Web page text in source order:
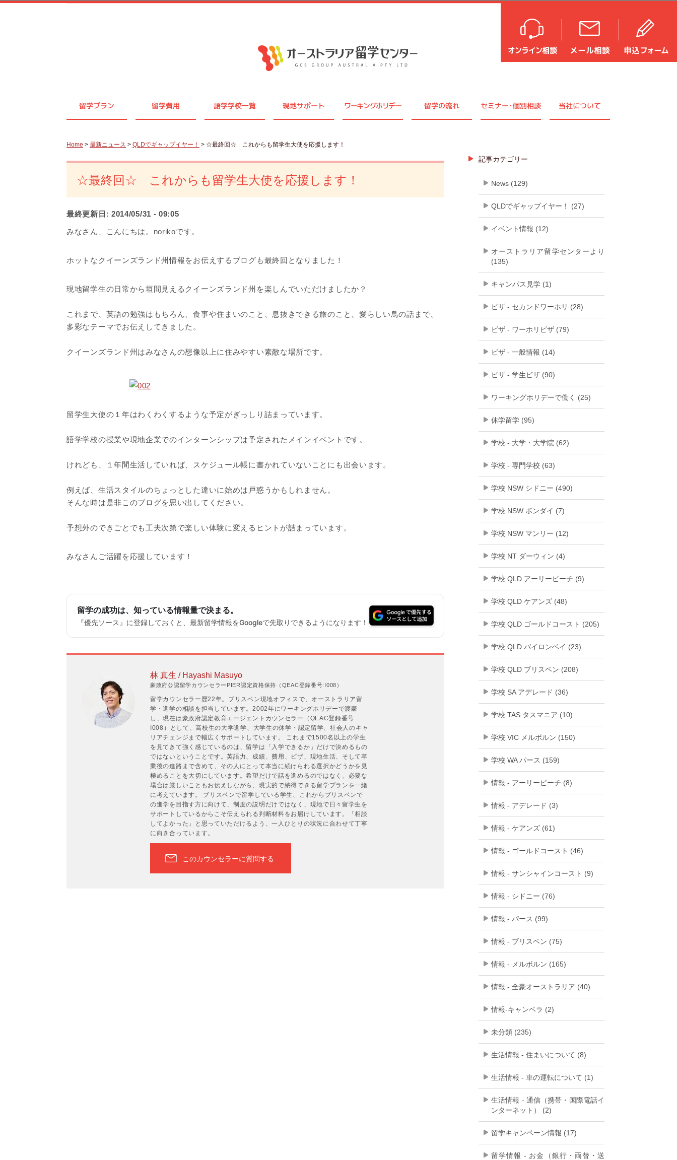
留学プラン 留学費用 語学学校一覧 現地サポート ワーキングホリデー 留学の流れ セミナー・個別相談 当社について
Home > 最新ニュース > QLDでギャップイヤー！ > ☆最終回☆ これからも留学生大使を応援します！
☆最終回☆ これからも留学生大使を応援します！
最終更新日: 2014/05/31 - 09:05
みなさん、こんにちは。norikoです。
ホットなクイーンズランド州情報をお伝えするブログも最終回となりました！
現地留学生の日常から垣間見えるクイーンズランド州を楽しんでいただけましたか？
これまで、英語の勉強はもちろん、食事や住まいのこと、息抜きできる旅のこと、愛らしい鳥の話まで、
多彩なテーマでお伝えしてきました。
クイーンズランド州はみなさんの想像以上に住みやすい素敵な場所です。
留学生大使の１年はわくわくするような予定がぎっしり詰まっています。
語学学校の授業や現地企業でのインターンシップは予定されたメインイベントです。
けれども、１年間生活していれば、スケジュール帳に書かれていないことにも出会います。
例えば、生活スタイルのちょっとした違いに始めは戸惑うかもしれません。
そんな時は是非このブログを思い出してください。
予想外のできごとでも工夫次第で楽しい体験に変えるヒントが詰まっています。
みなさんご活躍を応援しています！
留学の成功は、知っている情報量で決まる。
『優先ソース』に登録しておくと、最新留学情報をGoogleで先取りできるようになります！
林 真生 / Hayashi Masuyo
豪政府公認留学カウンセラーPIER認定資格保持（QEAC登録番号:I008）
留学カウンセラー歴22年。ブリスベン現地オフィスで、オーストラリア留
学・進学の相談を担当しています。2002年にワーキングホリデーで渡豪
し、現在は豪政府認定教育エージェントカウンセラー（QEAC登録番号
I008）として、高校生の大学進学、大学生の休学・認定留学、社会人のキャ
リアチェンジまで幅広くサポートしています。 これまで1500名以上の学生
を見てきて強く感じているのは、留学は「入学できるか」だけで決めるもの
ではないということです。英語力、成績、費用、ビザ、現地生活、そして卒
業後の進路まで含めて、その人にとって本当に続けられる選択かどうかを見
極めることを大切にしています。希望だけで話を進めるのではなく、必要な
場合は厳しいこともお伝えしながら、現実的で納得できる留学プランを一緒
に考えています。 ブリスベンで留学している学生、これからブリスベンで
の進学を目指す方に向けて、制度の説明だけではなく、現地で日々留学生を
サポートしているからこそ伝えられる判断材料をお届けしています。「相談
してよかった」と思っていただけるよう、一人ひとりの状況に合わせて丁寧
に向き合っています。
このカウンセラーに質問する
記事カテゴリー
News (129)
QLDでギャップイヤー！ (27)
イベント情報 (12)
オーストラリア留学センターより
(135)
キャンパス見学 (1)
ビザ - セカンドワーホリ (28)
ビザ - ワーホリビザ (79)
ビザ - 一般情報 (14)
ビザ - 学生ビザ (90)
ワーキングホリデーで働く (25)
休学留学 (95)
学校 - 大学・大学院 (62)
学校 - 専門学校 (63)
学校 NSW シドニー (490)
学校 NSW ボンダイ (7)
学校 NSW マンリー (12)
学校 NT ダーウィン (4)
学校 QLD アーリービーチ (9)
学校 QLD ケアンズ (48)
学校 QLD ゴールドコースト (205)
学校 QLD バイロンベイ (23)
学校 QLD ブリスベン (208)
学校 SA アデレード (36)
学校 TAS タスマニア (10)
学校 VIC メルボルン (150)
学校 WA パース (159)
情報 - アーリービーチ (8)
情報 - アデレード (3)
情報 - ケアンズ (61)
情報 - ゴールドコースト (46)
情報 - サンシャインコースト (9)
情報 - シドニー (76)
情報 - パース (99)
情報 - ブリスベン (75)
情報 - メルボルン (165)
情報 - 全豪オーストラリア (40)
情報-キャンベラ (2)
未分類 (235)
生活情報 - 住まいについて (8)
生活情報 - 車の運転について (1)
生活情報 - 通信（携帯・国際電話イ
ンターネット） (2)
留学キャンペーン情報 (17)
留学情報 - お金（銀行・両替・送